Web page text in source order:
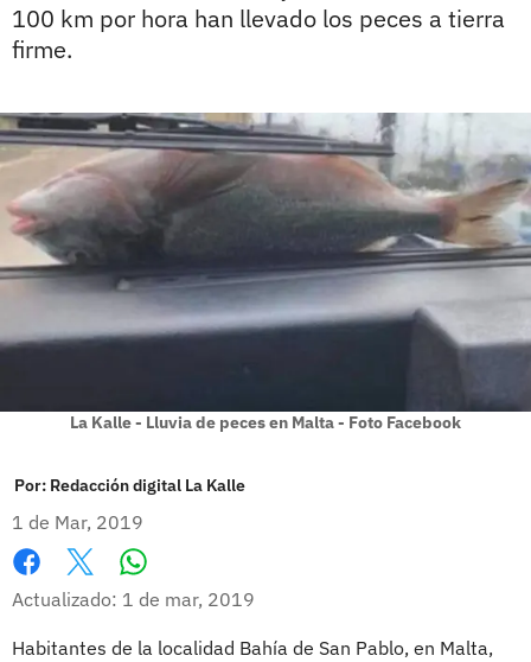
100 km por hora han llevado los peces a tierra
firme.
La Kalle - Lluvia de peces en Malta - Foto Facebook
Por: Redacción digital La Kalle
1 de Mar, 2019
Facebook
X
Actualizado: 1 de mar, 2019
Habitantes de la localidad Bahía de San Pablo, en Malta,